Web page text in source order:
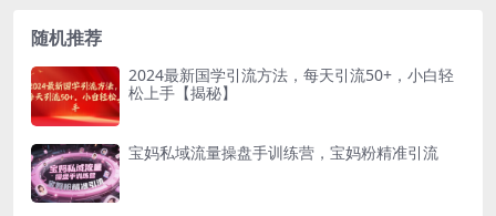
随机推荐
2024最新国学引流方法，每天引流50+，小白轻
松上手【揭秘】
宝妈私域流量操盘手训练营，宝妈粉精准引流